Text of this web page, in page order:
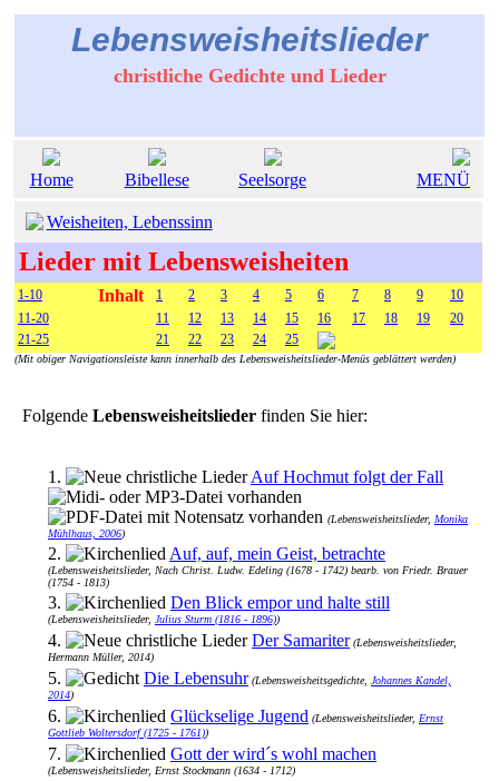
Lebensweisheitslieder
christliche Gedichte und Lieder
Home Bibellese Seelsorge MENÜ
Weisheiten, Lebenssinn
Lieder mit Lebensweisheiten
1-10 Inhalt 1 2 3 4 5 6 7 8 9
10
11-20
11 12 13 14 15 16 17 18 19
20
21-25
21 22 23 24 25
(Mit obiger Navigationsleiste kann innerhalb des Lebensweisheitslieder-Menüs geblättert werden)
Folgende Lebensweisheitslieder finden Sie hier:
1. Auf Hochmut folgt der Fall
(Lebensweisheitslieder, Monika
Mühlhaus, 2006)
2. Auf, auf, mein Geist, betrachte
(Lebensweisheitslieder, Nach Christ. Ludw. Edeling (1678 - 1742) bearb. von Friedr. Brauer
(1754 - 1813)
3. Den Blick empor und halte still
(Lebensweisheitslieder, Julius Sturm (1816 - 1896))
4. Der Samariter(Lebensweisheitslieder,
Hermann Müller, 2014)
5. Die Lebensuhr(Lebensweisheitsgedichte,
Johannes Kandel,
2014)
6. Glückselige Jugend (Lebensweisheitslieder, Ernst
Gottlieb Woltersdorf (1725 - 1761))
7. Gott der wird´s wohl machen
(Lebensweisheitslieder, Ernst Stockmann (1634 - 1712)